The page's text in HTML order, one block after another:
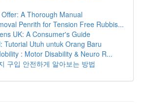
A Thorough Manual
Penrith for Tension Free Rubbis...
UK: A Consumer's Guide
Tutorial Utuh untuk Orang Baru
: Motor Disability & Neuro R...
구입 안전하게 알아보는 방법